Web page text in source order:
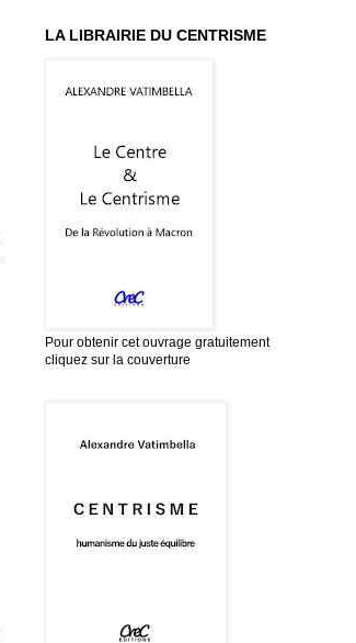
LA LIBRAIRIE DU CENTRISME
Pour obtenir cet ouvrage gratuitement
cliquez sur la couverture